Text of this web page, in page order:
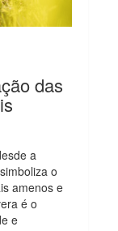
das
a
o
amenos e
é o
e